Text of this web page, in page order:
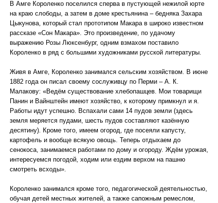
В Амге Короленко поселился сперва в пустующей нежилой юрте
на краю слободы, а затем в доме крестьянина – бедняка Захара
Цыкунова, который стал прототипом Макара в широко известном
рассказе «Сон Макара». Это произведение, по удачому
выражению Розы Люксенбург, одним взмахом поставило
Короленко в ряд с большими художниками русской литературы.
Живя в Амге, Короленко занимался сельским хозяйством. В июне
1882 года он писал своему сослуживцу по Перми – А. К.
Малакову: «Ведём существование хлебопашцев. Мои товарищи
Панин и Вайнштейн имеют хозяйство, к которому примкнул и я.
Работы идут успешно. Вспахали сами 14 пудов земли (здесь
земля меряется пудами, шесть пудов составляют казённую
десятину). Кроме того, имеем огород, где посеяли капусту,
картофель и вообще всякую овощь. Теперь отдыхаем до
сенокоса, занимаемся работами по дому и огороду. Ждём урожая,
интересуемся погодой, ходим или ездим верхом на пашню
смотреть всходы».
Короленко занимался кроме того, педагогической деятельностью,
обучая детей местных жителей, а также сапожным ремеслом,